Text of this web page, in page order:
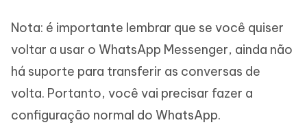
Nota: é importante lembrar que se você quiser
voltar a usar o WhatsApp Messenger, ainda não
há suporte para transferir as conversas de
volta. Portanto, você vai precisar fazer a
configuração normal do WhatsApp.